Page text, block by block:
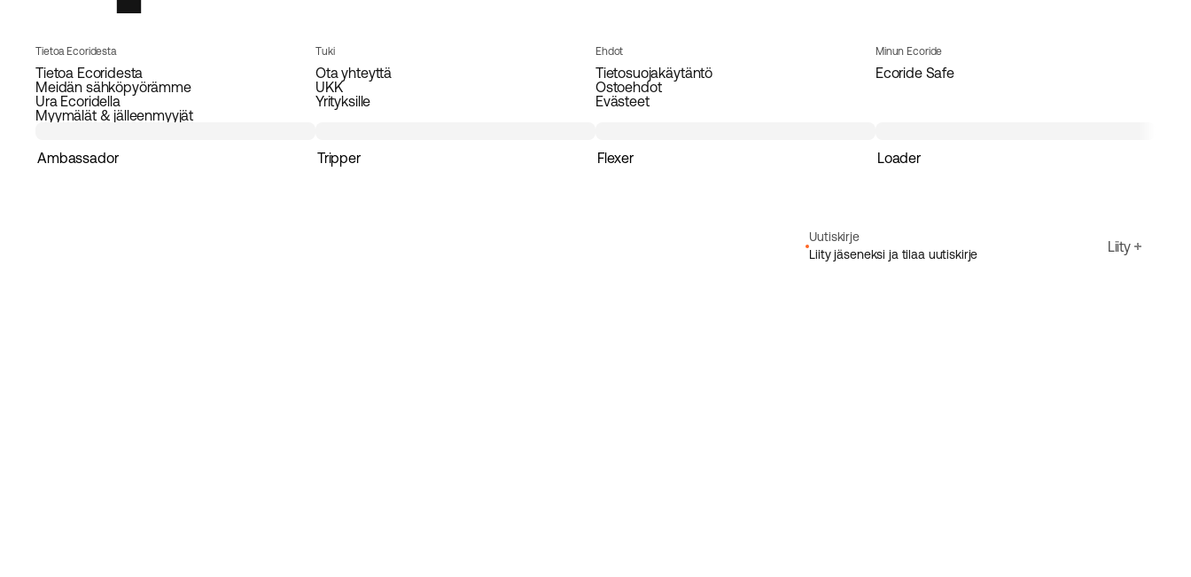
Tietoa Ecoridesta
Tietoa Ecoridesta
Meidän sähköpyörämme
Ura Ecoridella
Myymälät & jälleenmyyjät
Tuki
Ota yhteyttä
UKK
Yrityksille
Ehdot
Tietosuojakäytäntö
Ostoehdot
Evästeet
Minun Ecoride
Ecoride Safe
Ambassador Tripper Flexer Loader
Uutiskirje
Liity jäseneksi ja tilaa uutiskirje
Liity